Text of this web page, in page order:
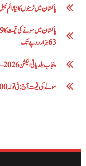
پاکستان میں ٹرینوں کا نیا ٹائم
63 ہزار روپے تک
پنجاب بلدیاتی الیکشن 2026 – اضلاع و تحصیلوں کا نوٹیفکیشن، مکمل الیکشن تیاریاں عروج پر
سونے کی قیمت آج: فی تولہ 200 روپے کمی – تازہ ترین ریٹ 2025